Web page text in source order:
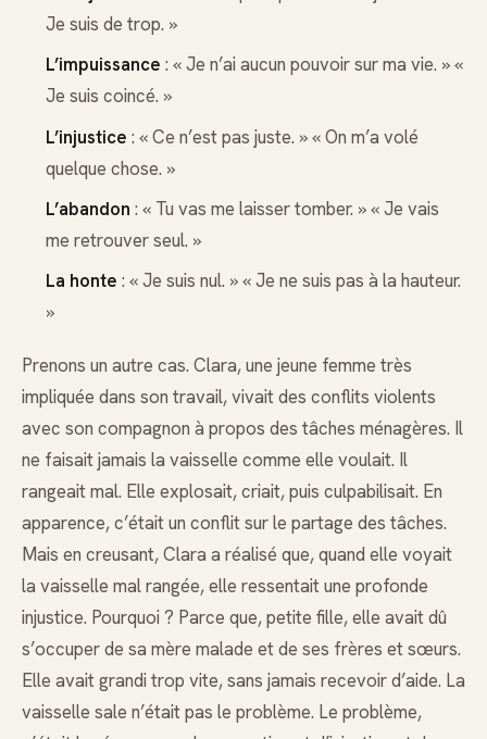
Je suis de trop. »
L’impuissance : « Je n’ai aucun pouvoir sur ma vie. » «
Je suis coincé. »
L’injustice : « Ce n’est pas juste. » « On m’a volé
quelque chose. »
L’abandon : « Tu vas me laisser tomber. » « Je vais
me retrouver seul. »
La honte : « Je suis nul. » « Je ne suis pas à la hauteur.
»
Prenons un autre cas. Clara, une jeune femme très
impliquée dans son travail, vivait des conflits violents
avec son compagnon à propos des tâches ménagères. Il
ne faisait jamais la vaisselle comme elle voulait. Il
rangeait mal. Elle explosait, criait, puis culpabilisait. En
apparence, c’était un conflit sur le partage des tâches.
Mais en creusant, Clara a réalisé que, quand elle voyait
la vaisselle mal rangée, elle ressentait une profonde
injustice. Pourquoi ? Parce que, petite fille, elle avait dû
s’occuper de sa mère malade et de ses frères et sœurs.
Elle avait grandi trop vite, sans jamais recevoir d’aide. La
vaisselle sale n’était pas le problème. Le problème,